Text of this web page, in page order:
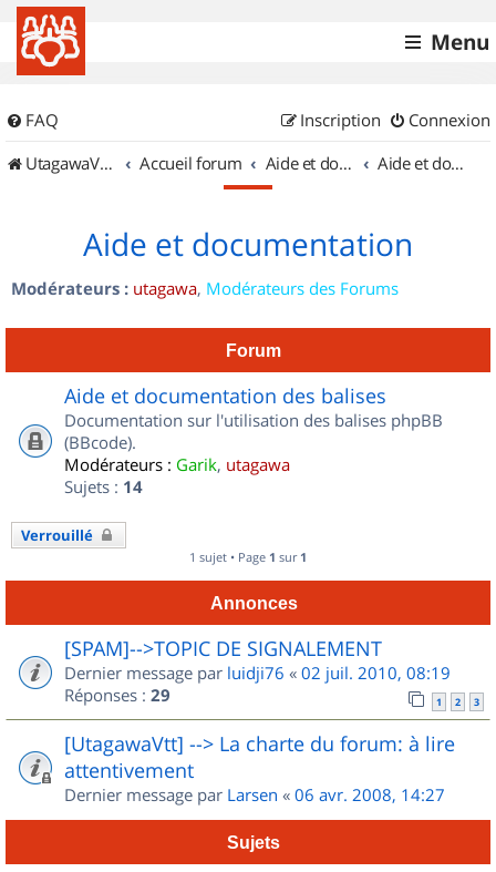
Menu
FAQ Connexion
Inscription
UtagawaVTT (Randos VTT et VTTAE avec traces GPS)
Accueil forum Aide et documentation Aide et documentation
Aide et documentation
Modérateurs : utagawa, Modérateurs des Forums
Forum
Aide et documentation des balises
Documentation sur l'utilisation des balises phpBB
(BBcode).
Modérateurs : Garik, utagawa
Sujets : 14
Verrouillé
1 sujet • Page 1 sur 1
Annonces
[SPAM]-->TOPIC DE SIGNALEMENT
Dernier message par luidji76 « 02 juil. 2010, 08:19
Réponses : 29 1 2 3
[UtagawaVtt] --> La charte du forum: à lire
attentivement
Dernier message par Larsen « 06 avr. 2008, 14:27
Sujets